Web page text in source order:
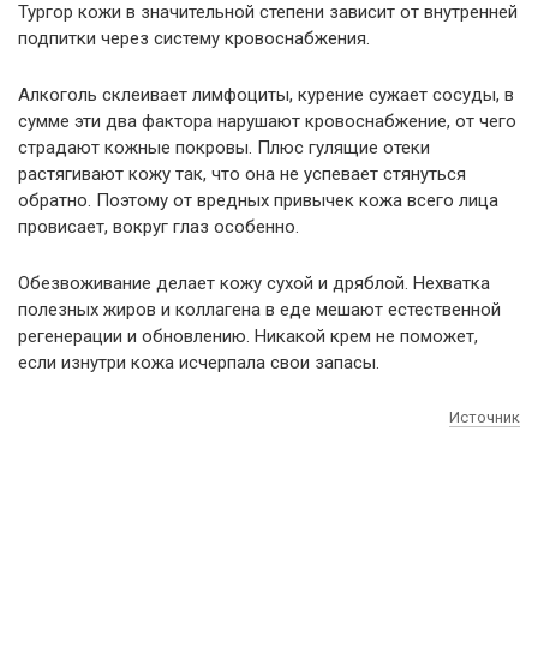
Тургор кожи в значительной степени зависит от внутренней
подпитки через систему кровоснабжения.
Алкоголь склеивает лимфоциты, курение сужает сосуды, в
сумме эти два фактора нарушают кровоснабжение, от чего
страдают кожные покровы. Плюс гулящие отеки
растягивают кожу так, что она не успевает стянуться
обратно. Поэтому от вредных привычек кожа всего лица
провисает, вокруг глаз особенно.
Обезвоживание делает кожу сухой и дряблой. Нехватка
полезных жиров и коллагена в еде мешают естественной
регенерации и обновлению. Никакой крем не поможет,
если изнутри кожа исчерпала свои запасы.
Источник